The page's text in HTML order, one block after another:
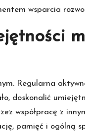
wsparcia
Regularna
doskonalić
współpracę z
pamięć i ogólną